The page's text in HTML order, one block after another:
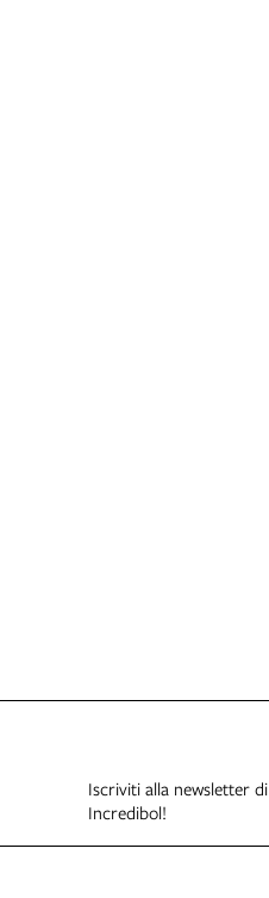
Iscriviti alla newsletter di
Incredibol!